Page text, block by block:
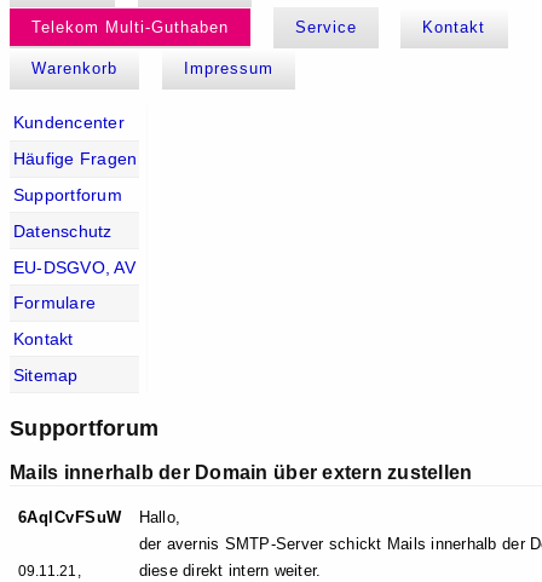
Telekom Multi-Guthaben Service Kontakt
Warenkorb Impressum
Kundencenter
Häufige Fragen
Supportforum
Datenschutz
EU-DSGVO, AV
Formulare
Kontakt
Sitemap
Supportforum
Mails innerhalb der Domain über extern zustellen
6AqlCvFSuW
09.11.21,
Hallo,
der avernis SMTP-Server schickt Mails innerhalb der
diese direkt intern weiter.